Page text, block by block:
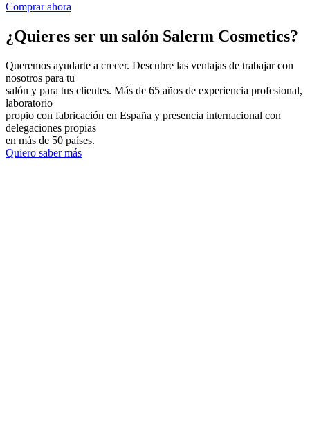
Comprar ahora
¿Quieres ser un salón Salerm Cosmetics?
Queremos ayudarte a crecer. Descubre las ventajas de trabajar con
nosotros para tu
salón y para tus clientes. Más de 65 años de experiencia profesional,
laboratorio
propio con fabricación en España y presencia internacional con
delegaciones propias
en más de 50 países.
Quiero saber más